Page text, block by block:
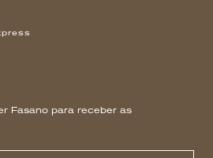
Fasano para receber as